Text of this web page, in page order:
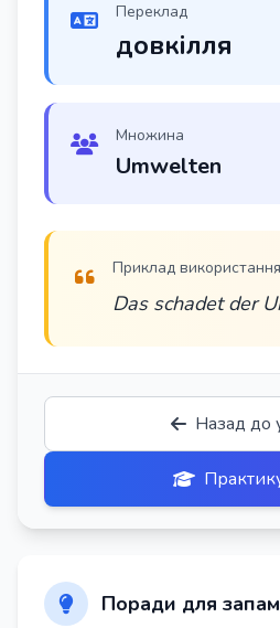
Переклад
довкілля
Множина
Umwelten
Приклад використання
Das schadet der
Назад до
Поради для